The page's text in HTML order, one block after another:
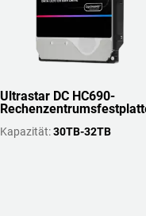
Ultrastar DC HC690-
Kapazität:30TB-32TB